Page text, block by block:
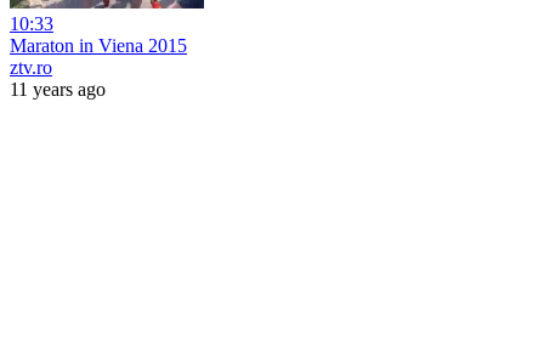
10:33
Maraton in Viena 2015
ztv.ro
11 years ago